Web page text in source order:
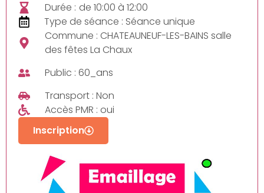
Durée : de 10:00 à 12:00
Type de séance : Séance unique
Commune : CHATEAUNEUF-LES-BAINS salle
des fêtes La Chaux
Public : 60_ans
Transport : Non
Accès PMR : oui
Inscription